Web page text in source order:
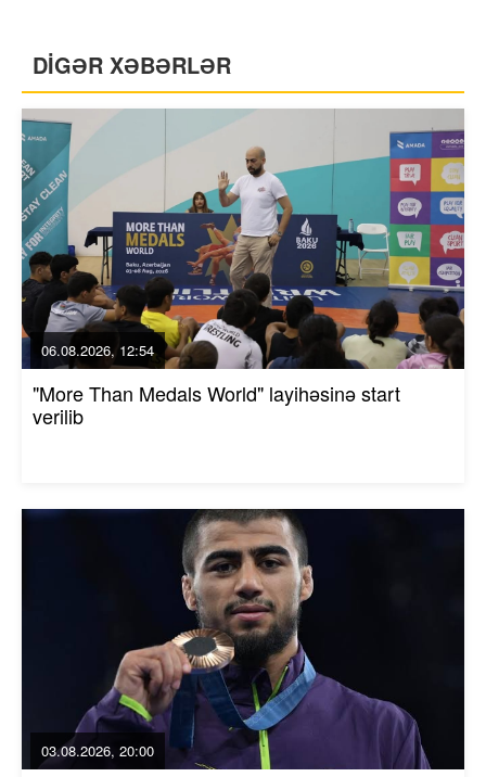
DİGƏR XƏBƏRLƏR
06.08.2026, 12:54
"More Than Medals World" layihəsinə start
verilib
03.08.2026, 20:00